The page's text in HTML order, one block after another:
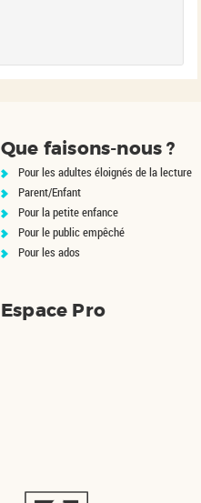
Que faisons-nous ?
Pour les adultes éloignés de la lecture
Parent/Enfant
Pour la petite enfance
Pour le public empêché
Pour les ados
Espace Pro